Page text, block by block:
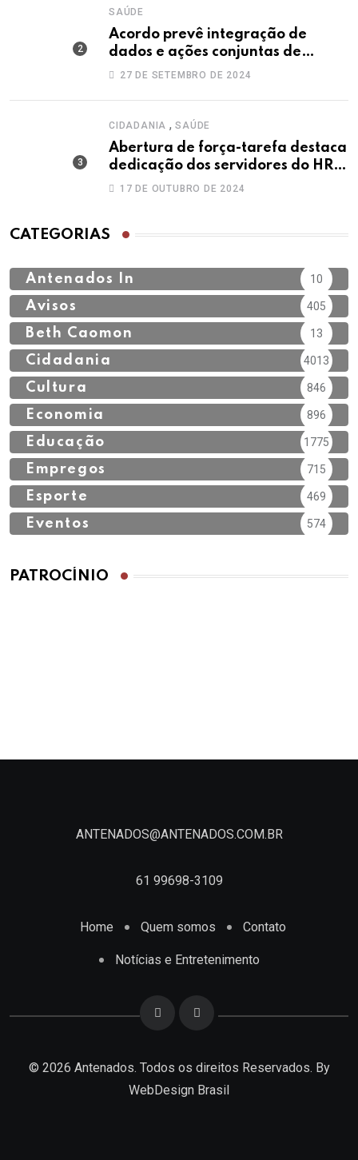
SAÚDE
Acordo prevê integração de
dados e ações conjuntas de
secretarias contra a dengue
27 DE SETEMBRO DE 2024
CIDADANIA ,SAÚDE
Abertura de força-tarefa destaca
dedicação dos servidores do HRT
no Outubro Rosa
17 DE OUTUBRO DE 2024
CATEGORIAS
Antenados In 10
Avisos 405
Beth Caomon 13
Cidadania 4013
Cultura 846
Economia 896
Educação 1775
Empregos 715
Esporte 469
Eventos 574
PATROCÍNIO
ANTENADOS@ANTENADOS.COM.BR
61 99698-3109
Home Quem somos Contato
Notícias e Entretenimento
© 2026 Antenados. Todos os direitos Reservados. By
WebDesign Brasil